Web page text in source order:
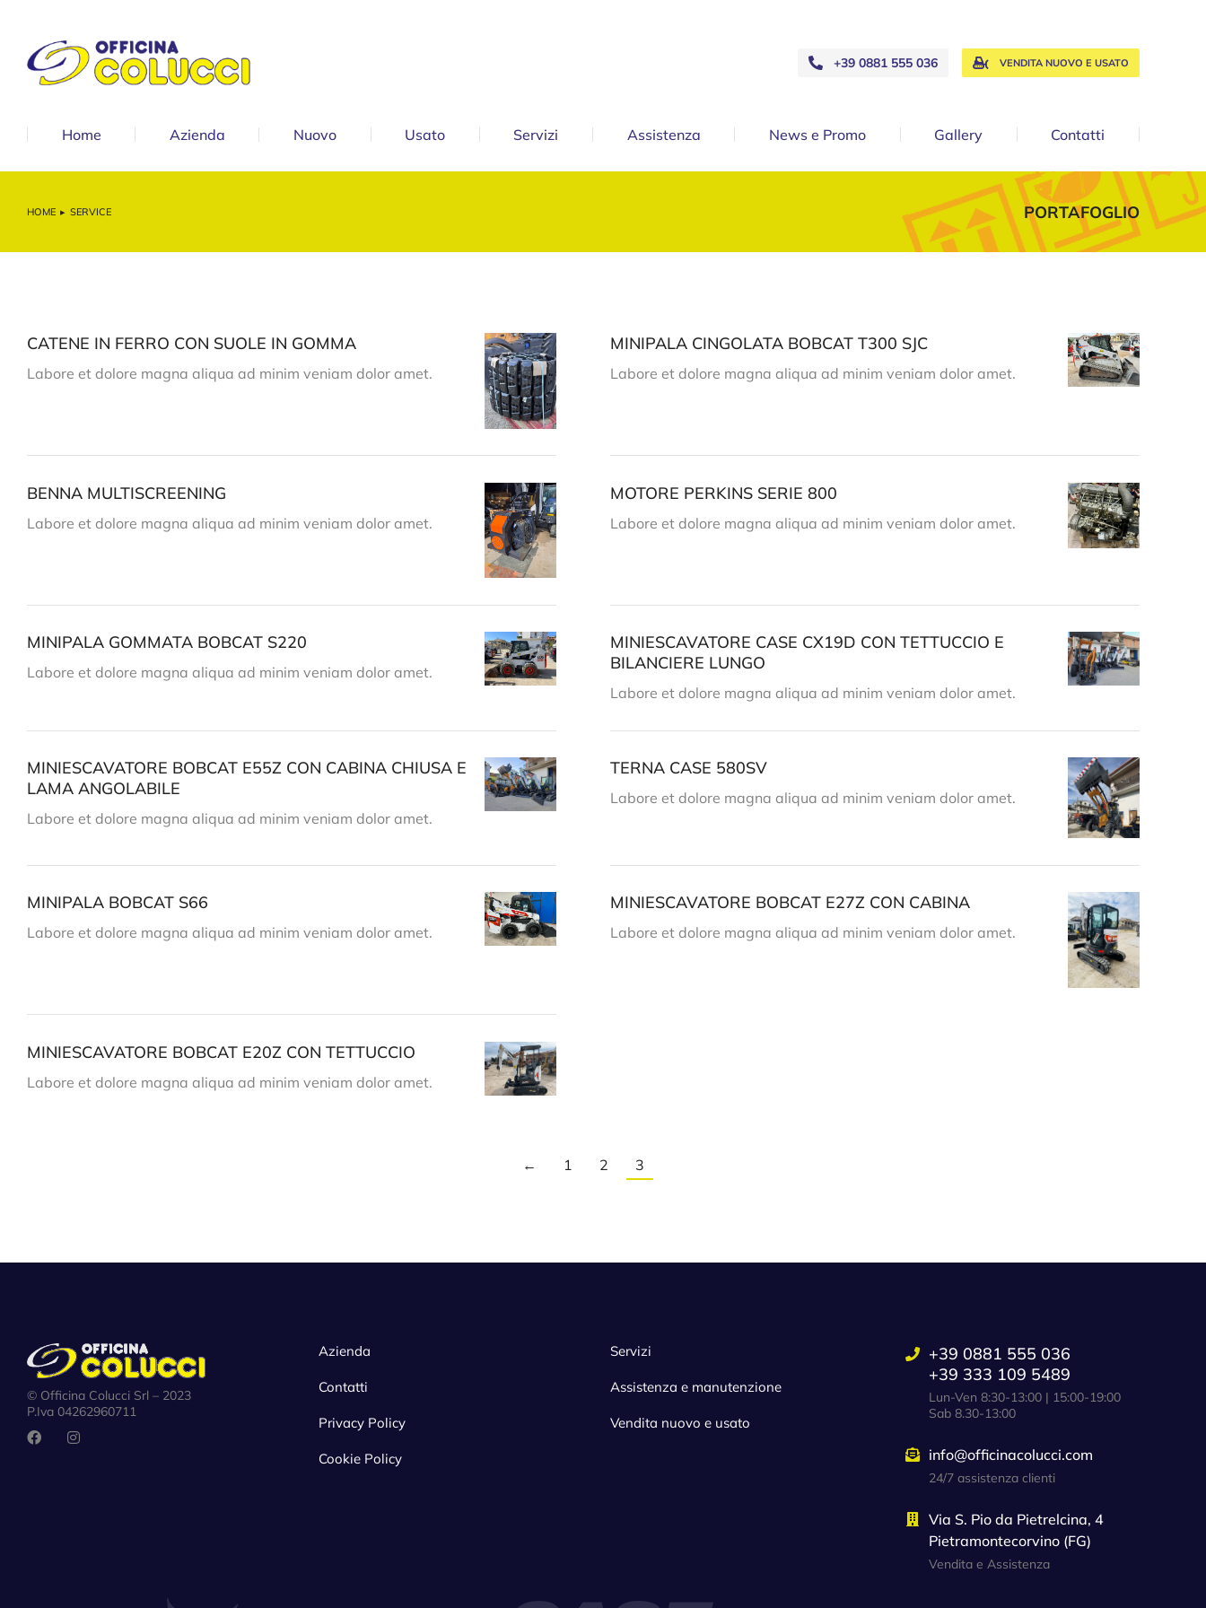
+39 0881 555 036 VENDITA NUOVO E USATO
Home Azienda Nuovo Usato Servizi Assistenza News e Promo Gallery Contatti
Tu sei qui:
HOME SERVICE PORTAFOGLIO
CATENE IN FERRO CON SUOLE IN GOMMA
Labore et dolore magna aliqua ad minim veniam dolor amet.
MINIPALA CINGOLATA BOBCAT T300 SJC
Labore et dolore magna aliqua ad minim veniam dolor amet.
BENNA MULTISCREENING
Labore et dolore magna aliqua ad minim veniam dolor amet.
MOTORE PERKINS SERIE 800
Labore et dolore magna aliqua ad minim veniam dolor amet.
MINIPALA GOMMATA BOBCAT S220
Labore et dolore magna aliqua ad minim veniam dolor amet.
MINIESCAVATORE CASE CX19D CON TETTUCCIO E
BILANCIERE LUNGO
Labore et dolore magna aliqua ad minim veniam dolor amet.
MINIESCAVATORE BOBCAT E55Z CON CABINA CHIUSA E
LAMA ANGOLABILE
Labore et dolore magna aliqua ad minim veniam dolor amet.
TERNA CASE 580SV
Labore et dolore magna aliqua ad minim veniam dolor amet.
MINIPALA BOBCAT S66
Labore et dolore magna aliqua ad minim veniam dolor amet.
MINIESCAVATORE BOBCAT E27Z CON CABINA
Labore et dolore magna aliqua ad minim veniam dolor amet.
MINIESCAVATORE BOBCAT E20Z CON TETTUCCIO
Labore et dolore magna aliqua ad minim veniam dolor amet.
← 1 2 3
© Officina Colucci Srl – 2023
P.Iva 04262960711
Azienda
Contatti
Privacy Policy
Cookie Policy
Servizi
Assistenza e manutenzione
Vendita nuovo e usato
+39 0881 555 036
+39 333 109 5489
Lun-Ven 8:30-13:00 | 15:00-19:00
Sab 8.30-13:00
info@officinacolucci.com
24/7 assistenza clienti
Via S. Pio da Pietrelcina, 4
Pietramontecorvino (FG)
Vendita e Assistenza